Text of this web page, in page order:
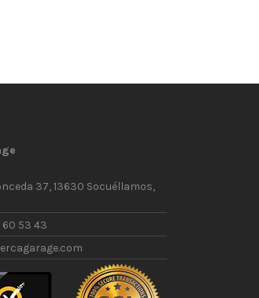
37, 13630 Socuéllamos,
60 53 43